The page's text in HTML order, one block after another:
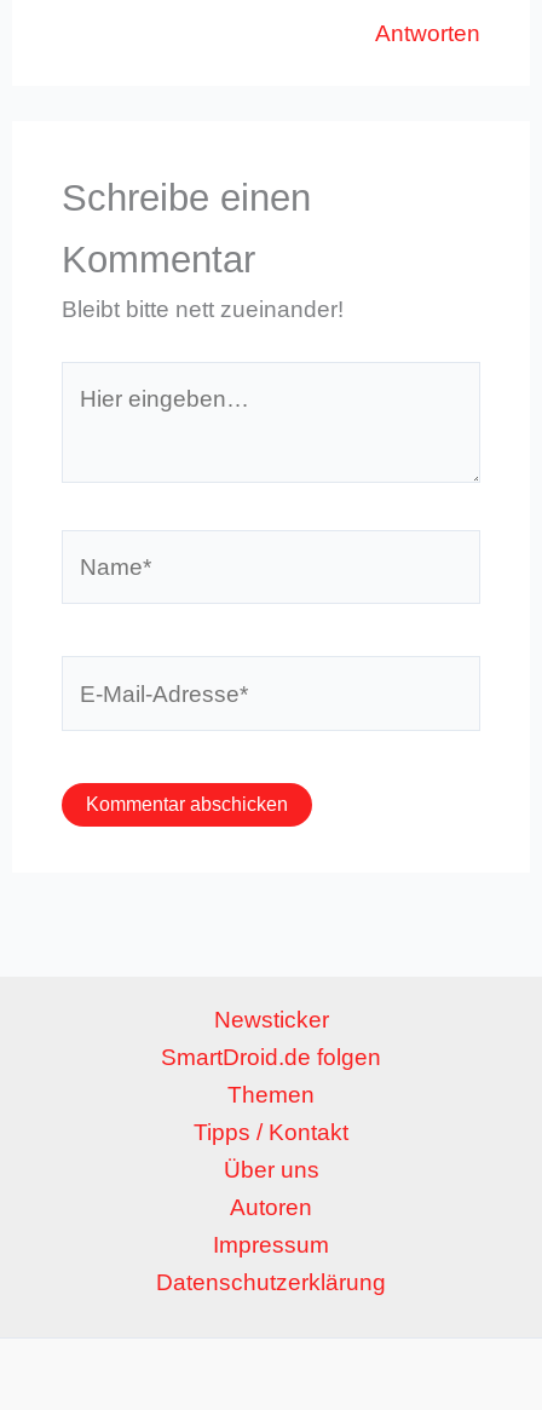
Antworten
Schreibe einen
Kommentar
Bleibt bitte nett zueinander!
eingeben…
Newsticker
SmartDroid.de folgen
Themen
Tipps / Kontakt
Über uns
Autoren
Impressum
Datenschutzerklärung